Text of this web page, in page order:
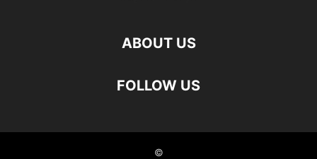
ABOUT US
FOLLOW US
©